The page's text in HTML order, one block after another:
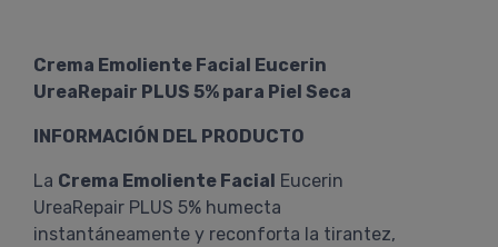
Crema Emoliente Facial Eucerin
UreaRepair PLUS 5% para Piel Seca
INFORMACIÓN DEL PRODUCTO
La Crema Emoliente Facial Eucerin
UreaRepair PLUS 5% humecta
instantáneamente y reconforta la tirantez,